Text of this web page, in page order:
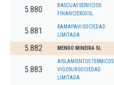
5.880
BASCUAS SERVICIOS
FINANCIEROS SL.
5.881
RAMAPAVI SOCIEDAD
LIMITADA.
5.882 MENDO MINEIRA SL
5.883
AISLAMIENTOS TERMICOS
VIGOSUR SOCIEDAD
LIMITADA.